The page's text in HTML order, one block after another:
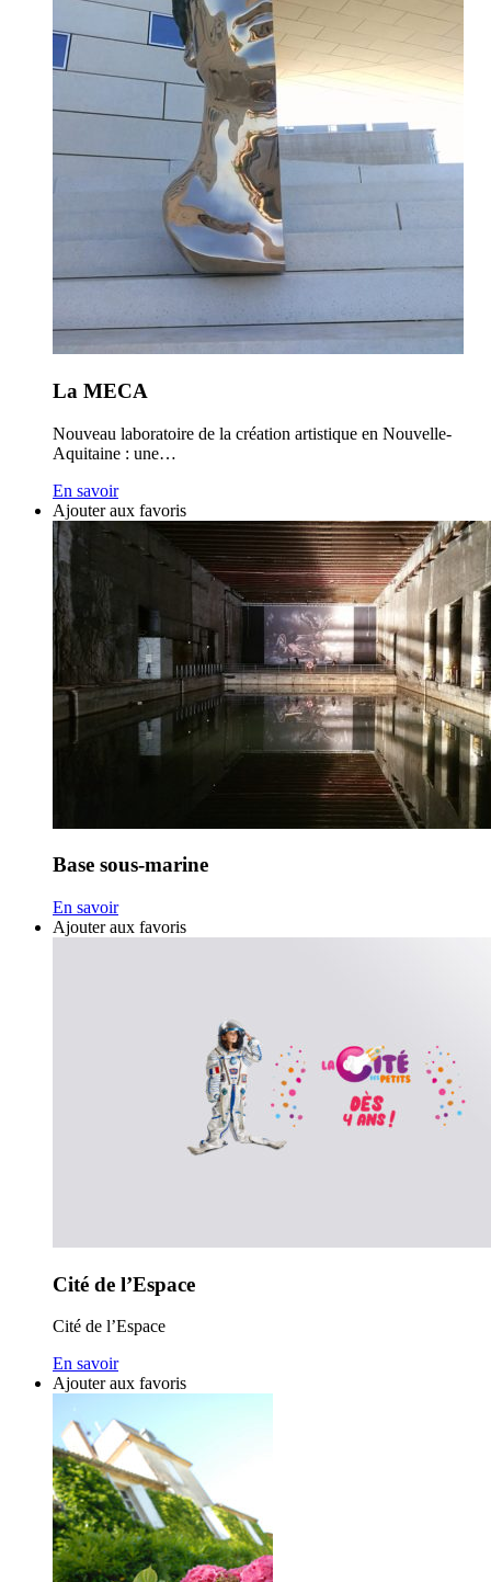
La MECA
Nouveau laboratoire de la création artistique en Nouvelle-
Aquitaine : une…
En savoir
Ajouter aux favoris
Base sous-marine
En savoir
Ajouter aux favoris
Cité de l’Espace
Cité de l’Espace
En savoir
Ajouter aux favoris